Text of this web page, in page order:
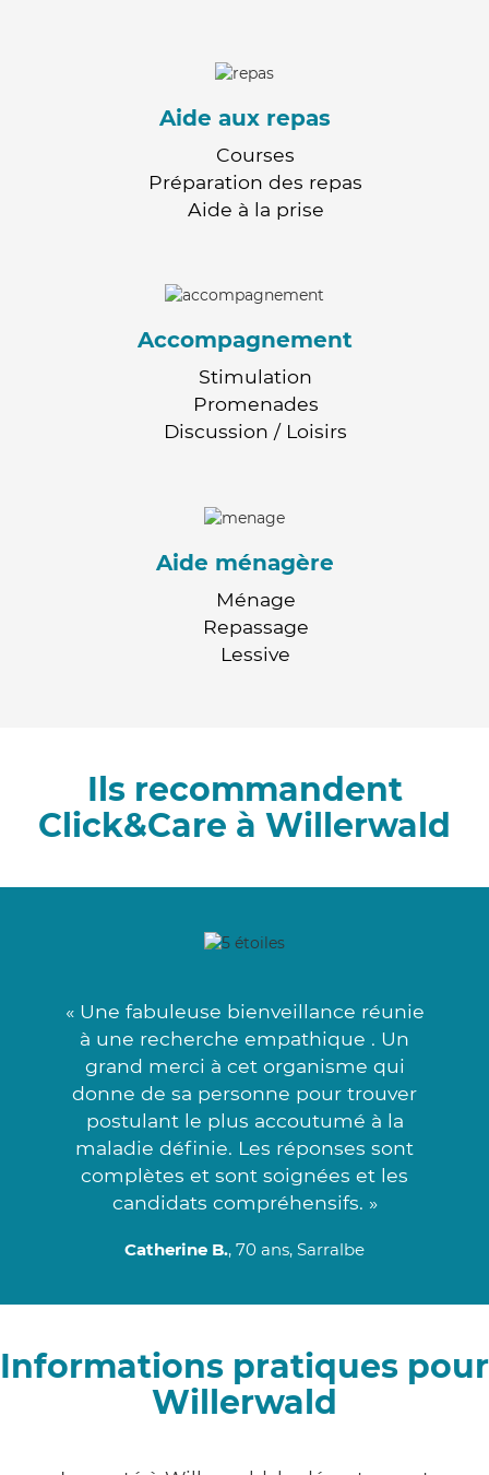
Aide aux repas
Courses
Préparation des repas
Aide à la prise
Accompagnement
Stimulation
Promenades
Discussion / Loisirs
Aide ménagère
Ménage
Repassage
Lessive
Ils recommandent
Click&Care à Willerwald
« Une fabuleuse bienveillance réunie
à une recherche empathique . Un
grand merci à cet organisme qui
donne de sa personne pour trouver
postulant le plus accoutumé à la
maladie définie. Les réponses sont
complètes et sont soignées et les
candidats compréhensifs. »
Catherine B., 70 ans, Sarralbe
Informations pratiques pour
Willerwald